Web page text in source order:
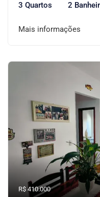
3 Quartos 2
Mais informações
R$ 410.000